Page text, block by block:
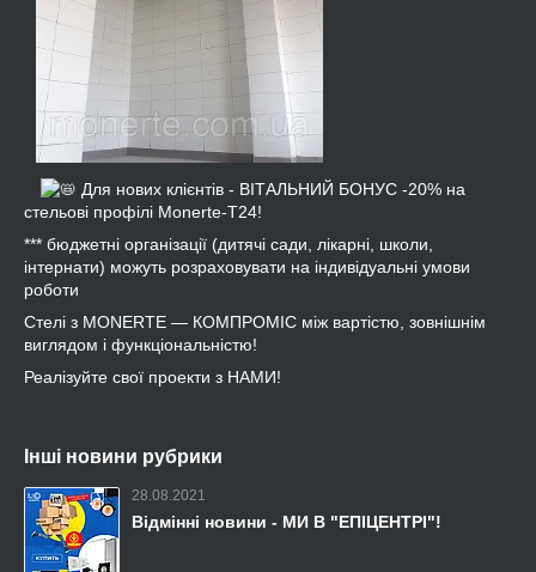
Для нових клієнтів - ВІТАЛЬНИЙ БОНУС -20% на
стельові профілі Monerte-Т24!
*** бюджетні організації (дитячі сади, лікарні, школи,
інтернати) можуть розраховувати на індивідуальні умови
роботи
Стелі з MONERTE — КОМПРОМІС між вартістю, зовнішнім
виглядом і функціональністю!
Реалізуйте свої проекти з НАМИ!
Інші новини рубрики
28.08.2021
Відмінні новини - МИ В "ЕПІЦЕНТРІ"!